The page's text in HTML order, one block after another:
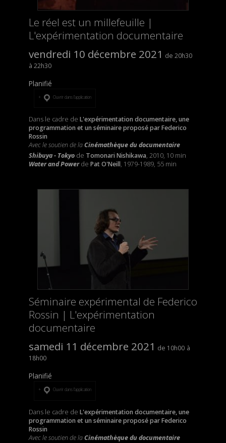
Le réel est un millefeuille |
L'expérimentation documentaire
vendredi 10 décembre 2021
20h30
22h30
Planifié
Ouvrir dans l’application
Dans le cadre de L'expérimentation documentaire, une
programmation et un séminaire proposé par Federico
Rossin
Avec le soutien de laCinémathèque du documentaire
Shibuya - Tokyode Tomonari Nishikawa, 2010, 10 min
Water and Power de Pat O'Neill, 1979-1989, 55 min
Séminaire expérimental de Federico
Rossin | L'expérimentation
documentaire
samedi 11 décembre 2021
10h00
18h00
Planifié
Ouvrir dans l’application
Dans le cadre de L'expérimentation documentaire, une
programmation et un séminaire proposé par Federico
Rossin
Avec le soutien de laCinémathèque du documentaire